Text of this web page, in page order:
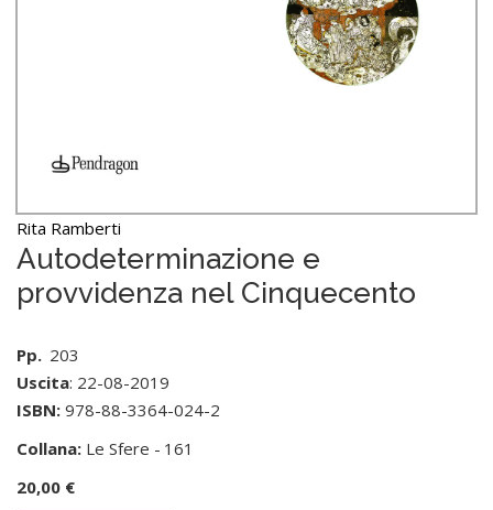
Rita Ramberti
Autodeterminazione e
provvidenza nel Cinquecento
Pp. 203
Uscita: 22-08-2019
ISBN: 978-88-3364-024-2
Collana: Le Sfere - 161
20,00 €